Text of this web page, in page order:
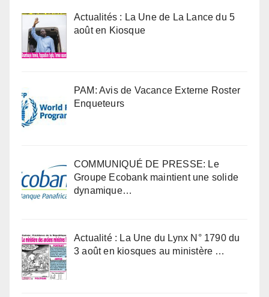
Actualités : La Une de La Lance du 5
août en Kiosque
PAM: Avis de Vacance Externe Roster
Enqueteurs
COMMUNIQUÉ DE PRESSE: Le
Groupe Ecobank maintient une solide
dynamique…
Actualité : La Une du Lynx N° 1790 du
3 août en kiosques au ministère …